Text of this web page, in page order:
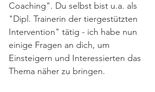
Coaching". Du selbst bist u.a. als
"Dipl. Trainerin der tiergestützten
Intervention" tätig - ich habe nun
einige Fragen an dich, um
Einsteigern und Interessierten das
Thema näher zu bringen.